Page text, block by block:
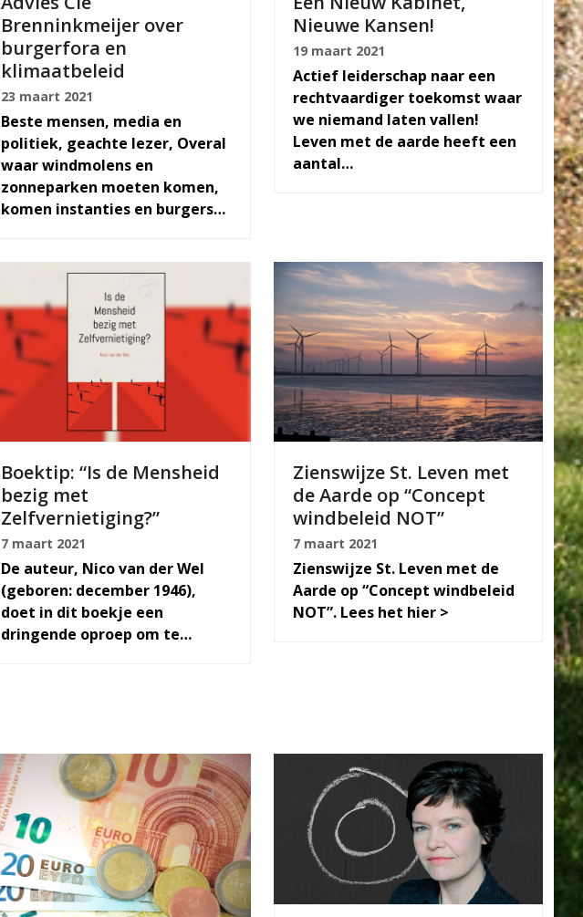
Brenninkmeijer over
burgerfora en
klimaatbeleid
23 maart 2021
Beste mensen, media en
politiek, geachte lezer, Overal
waar windmolens en
zonneparken moeten komen,
komen instanties en burgers…
Nieuwe Kansen!
19 maart 2021
Actief leiderschap naar een
rechtvaardiger toekomst waar
we niemand laten vallen!
Leven met de aarde heeft een
aantal…
Boektip: “Is de Mensheid
bezig met
Zelfvernietiging?”
7 maart 2021
De auteur, Nico van der Wel
(geboren: december 1946),
doet in dit boekje een
dringende oproep om te…
Zienswijze St. Leven met
de Aarde op “Concept
windbeleid NOT”
7 maart 2021
Zienswijze St. Leven met de
Aarde op “Concept windbeleid
NOT”. Lees het hier >